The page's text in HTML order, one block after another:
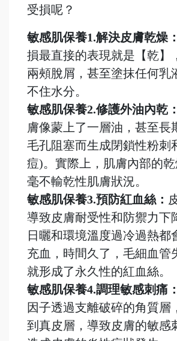
受損呢？
敏感肌保養1.解決皮膚乾燥：
損最直接的表現就是【乾】
兩頰脫屑，甚至塗抹任何乳
不住水分。
敏感肌保養2.修護外油內乾：
膚像蒙上了一層油，甚至長
毛孔阻塞而生成閉鎖性粉刺
痘)。實際上，肌膚內部的
毫不輸乾性肌膚狀況。
敏感肌保養3.預防紅血絲：
導致皮膚耐受性和防禦力下
日曬和環境溫度過冷過熱都
充血，時間久了，毛細血管
就形成了永久性的紅血絲。
敏感肌保養4.調理敏感刺痛：
因子透過支離破碎的角質層
到真皮層，導致皮膚的敏感